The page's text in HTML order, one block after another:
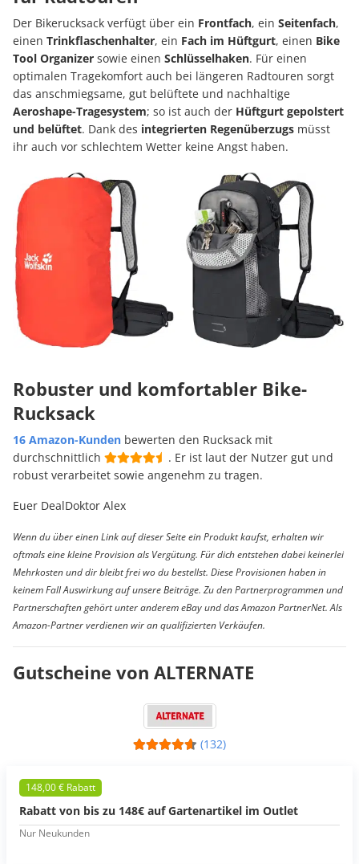
Der Bikerucksack verfügt über ein Frontfach, ein Seitenfach,
einen Trinkflaschenhalter, ein Fach im Hüftgurt, einen Bike
Tool Organizer sowie einen Schlüsselhaken. Für einen
optimalen Tragekomfort auch bei längeren Radtouren sorgt
das anschmiegsame, gut belüftete und nachhaltige
Aeroshape-Tragesystem; so ist auch der Hüftgurt gepolstert
und belüftet. Dank des integrierten Regenüberzugs müsst
ihr auch vor schlechtem Wetter keine Angst haben.
Robuster und komfortabler Bike-
Rucksack
16 Amazon-Kunden bewerten den Rucksack mit
durchschnittlich
. Er ist laut der Nutzer gut und
robust verarbeitet sowie angenehm zu tragen.
Euer DealDoktor Alex
Wenn du über einen Link auf dieser Seite ein Produkt kaufst, erhalten wir
oftmals eine kleine Provision als Vergütung. Für dich entstehen dabei keinerlei
Mehrkosten und dir bleibt frei wo du bestellst. Diese Provisionen haben in
keinem Fall Auswirkung auf unsere Beiträge. Zu den Partnerprogrammen und
Partnerschaften gehört unter anderem eBay und das Amazon PartnerNet. Als
Amazon-Partner verdienen wir an qualifizierten Verkäufen.
Gutscheine von ALTERNATE
(132)
148,00 € Rabatt
Rabatt von bis zu 148€ auf Gartenartikel im Outlet
Nur Neukunden